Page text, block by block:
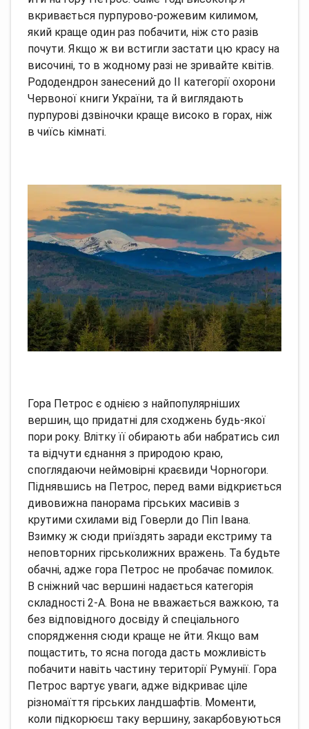
вкривається пурпурово-рожевим килимом,
який краще один раз побачити, ніж сто разів
почути. Якщо ж ви встигли застати цю красу на
височині, то в жодному разі не зривайте квітів.
Рододендрон занесений до ІІ категорії охорони
Червоної книги України, та й виглядають
пурпурові дзвіночки краще високо в горах, ніж
в чиїсь кімнаті.
Гора Петрос є однією з найпопулярніших
вершин, що придатні для сходжень будь-якої
пори року. Влітку її обирають аби набратись сил
та відчути єднання з природою краю,
споглядаючи неймовірні краєвиди Чорногори.
Піднявшись на Петрос, перед вами відкриється
дивовижна панорама гірських масивів з
крутими схилами від Говерли до Піп Івана.
Взимку ж сюди приїздять заради екстриму та
неповторних гірськолижних вражень. Та будьте
обачні, адже гора Петрос не пробачає помилок.
В сніжний час вершині надається категорія
складності 2-А. Вона не вважається важкою, та
без відповідного досвіду й спеціального
спорядження сюди краще не йти. Якщо вам
пощастить, то ясна погода дасть можливість
побачити навіть частину території Румунії. Гора
Петрос вартує уваги, адже відкриває ціле
різномаїття гірських ландшафтів. Моменти,
коли підкорюєш таку вершину, закарбовуються